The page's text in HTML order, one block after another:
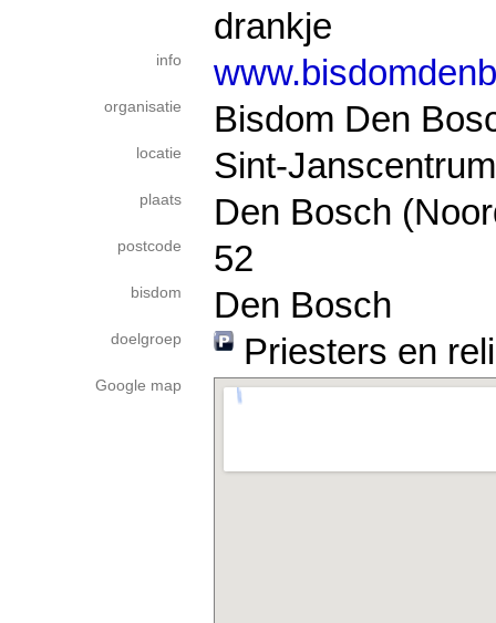
drankje
info
organisatie Bisdom Den
locatie Sint-
plaats Den Bosch
postcode 52
bisdom Den Bosch
doelgroep Priesters en
Google map